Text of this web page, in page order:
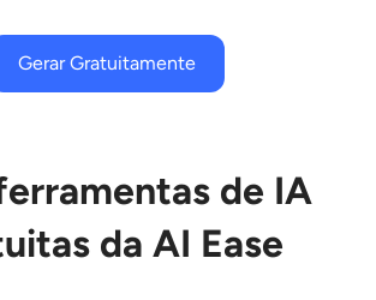
Gerar Gratuitamente
de IA
da AI Ease